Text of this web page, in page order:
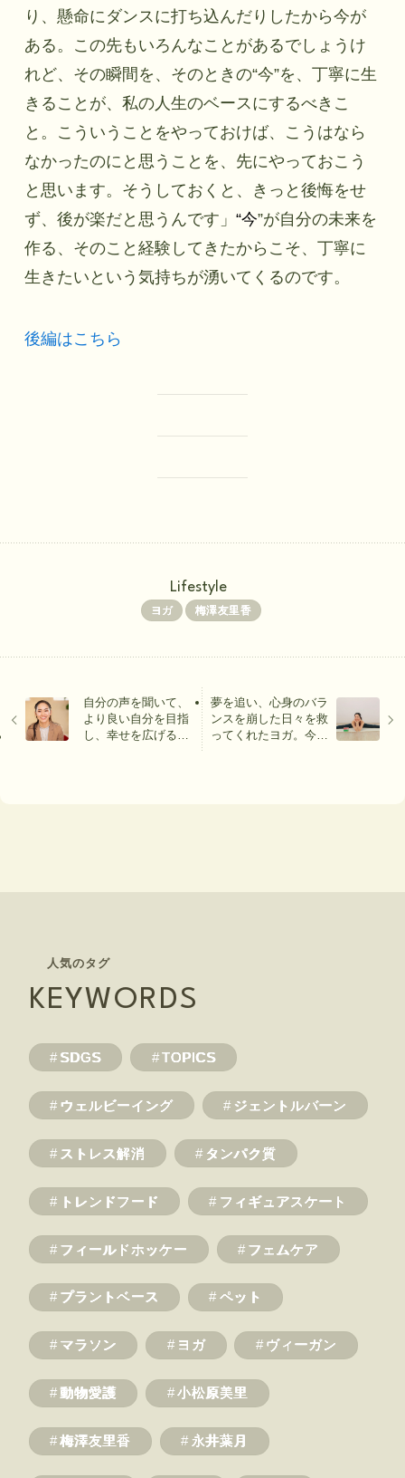
り、懸命にダンスに打ち込んだりしたから今が
ある。この先もいろんなことがあるでしょうけ
れど、その瞬間を、そのときの“今”を、丁寧に生
きることが、私の人生のベースにするべきこ
と。こういうことをやっておけば、こうはなら
なかったのにと思うことを、先にやっておこう
と思います。そうしておくと、きっと後悔をせ
ず、後が楽だと思うんです」 “今”が自分の未来を
作る、そのこと経験してきたからこそ、丁寧に
生きたいという気持ちが湧いてくるのです。
後編はこちら
Lifestyle
ヨガ 梅澤友里香
自分の声を聞いて、
より良い自分を目指
し、幸せを広げるこ
夢を追い、心身のバラ
ンスを崩した日々を救
ってくれたヨガ。今を
KEYWORDS
SDGS TOPICS
ウェルビーイング ジェントルバーン
ストレス解消 タンパク質
トレンドフード フィギュアスケート
フィールドホッケー フェムケア
プラントベース ペット
マラソン ヨガ ヴィーガン
動物愛護 小松原美里
梅澤友里香 永井葉月